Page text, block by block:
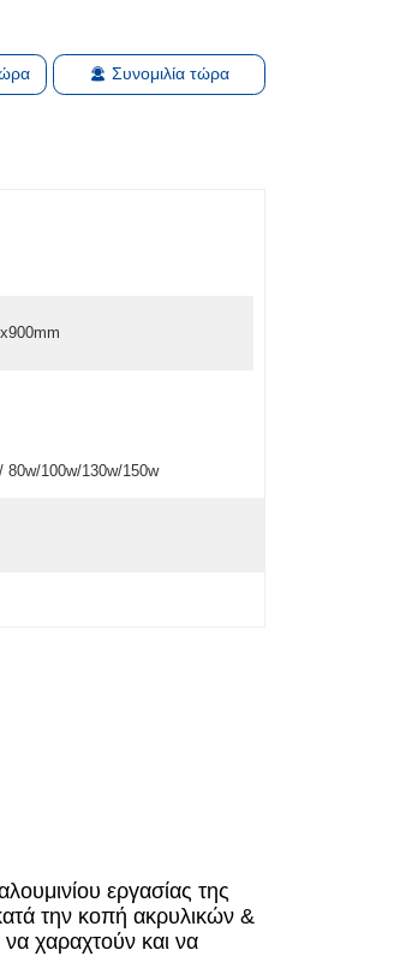
Συνομιλία τώρα
80w/100w/130w/150w
εργασίας της
την κοπή ακρυλικών &
να χαραχτούν και να